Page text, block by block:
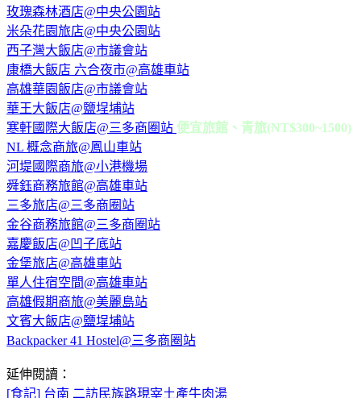
玫瑰森林酒店@中央公園站
米朵花園旅店@中央公園站
西子灣大飯店@市議會站
康橋大飯店 六合夜市@高雄車站
高雄華園飯店@市議會站
華王大飯店@鹽埕埔站
寒軒國際大飯店@三多商圈站 便宜旅館、青旅(NT$300~1500)
NL 概念商旅@鳳山車站
河堤國際商旅@小港機場
舜鈺商務旅館@高雄車站
三多旅店@三多商圈站
金谷商務旅館@三多商圈站
嘉慶飯店@凹子底站
金堡旅店@高雄車站
單人住宿空間@高雄車站
高雄假期商旅@美麗島站
文賓大飯店@鹽埕埔站
Backpacker 41 Hostel@三多商圈站
延伸閱讀：
[食記] 台南 二訪民族路現宰土產牛肉湯